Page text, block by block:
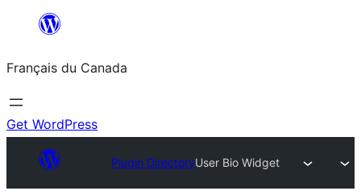
contenu
Français du Canada
Get WordPress
Plugin DirectoryUser Bio Widget